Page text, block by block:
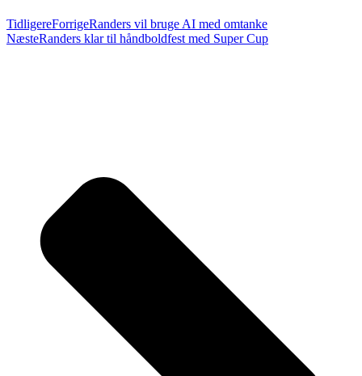
TidligereForrigeRanders vil bruge AI med omtanke
NæsteRanders klar til håndboldfest med Super Cup